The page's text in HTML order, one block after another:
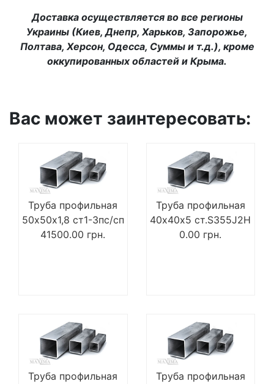
Доставка осуществляется во все регионы
Украины (Киев, Днепр, Харьков, Запорожье,
Полтава, Херсон, Одесса, Суммы и т.д.), кроме
оккупированных областей и Крыма.
Вас может заинтересовать:
Труба профильная
50х50х1,8 ст1-3пс/сп
41500.00 грн.
Труба профильная
40х40х5 ст.S355J2H
0.00 грн.
Труба профильная
Труба профильная